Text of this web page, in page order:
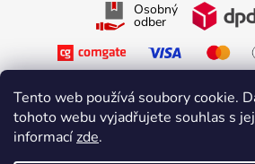
Tento web používá soubory cookie.
tohoto webu vyjadřujete souhlas s
informacízde.
Osobný
odber